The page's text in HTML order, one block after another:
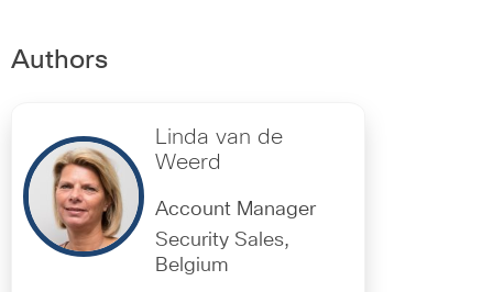
Authors
Linda van de
Weerd
Account Manager
Security Sales,
Belgium